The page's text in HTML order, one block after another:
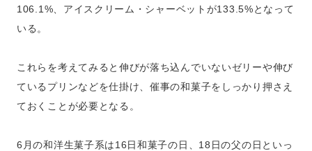
106.1%、アイスクリーム・シャーベットが133.5%となって
いる。
これらを考えてみると伸びが落ち込んでいないゼリーや伸び
ているプリンなどを仕掛け、催事の和菓子をしっかり押さえ
ておくことが必要となる。
6月の和洋生菓子系は16日和菓子の日、18日の父の日といっ